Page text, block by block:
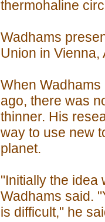
thermohaline
Wadhams
Union in Vienna,
When
ago, there was
thinner. His
way to use new
planet.
"Initially the idea
Wadhams said.
is difficult," he